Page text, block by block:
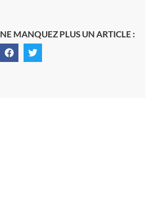
NE MANQUEZ PLUS UN ARTICLE :